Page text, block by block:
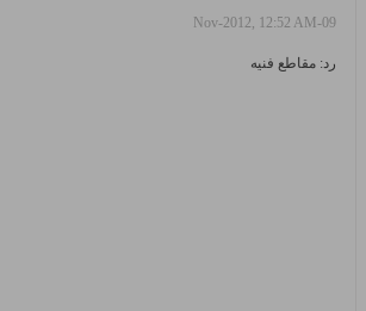
09-Nov-2012, 12:52 AM
رد: مقاطع فنيه